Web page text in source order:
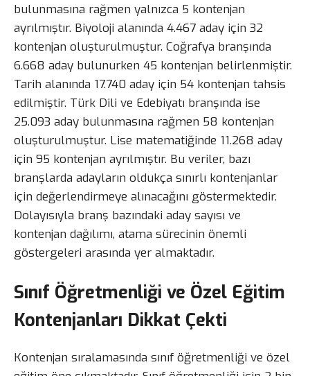
bulunmasına rağmen yalnızca 5 kontenjan
ayrılmıştır. Biyoloji alanında 4.467 aday için 32
kontenjan oluşturulmuştur. Coğrafya branşında
6.668 aday bulunurken 45 kontenjan belirlenmiştir.
Tarih alanında 17.740 aday için 54 kontenjan tahsis
edilmiştir. Türk Dili ve Edebiyatı branşında ise
25.093 aday bulunmasına rağmen 58 kontenjan
oluşturulmuştur. Lise matematiğinde 11.268 aday
için 95 kontenjan ayrılmıştır. Bu veriler, bazı
branşlarda adayların oldukça sınırlı kontenjanlar
için değerlendirmeye alınacağını göstermektedir.
Dolayısıyla branş bazındaki aday sayısı ve
kontenjan dağılımı, atama sürecinin önemli
göstergeleri arasında yer almaktadır.
Sınıf Öğretmenliği ve Özel Eğitim
Kontenjanları Dikkat Çekti
Kontenjan sıralamasında sınıf öğretmenliği ve özel